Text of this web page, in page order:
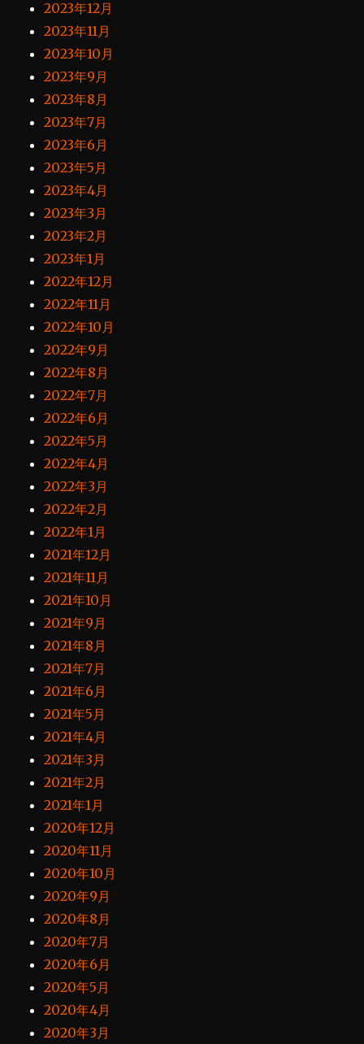
2023年12月
2023年11月
2023年10月
2023年9月
2023年8月
2023年7月
2023年6月
2023年5月
2023年4月
2023年3月
2023年2月
2023年1月
2022年12月
2022年11月
2022年10月
2022年9月
2022年8月
2022年7月
2022年6月
2022年5月
2022年4月
2022年3月
2022年2月
2022年1月
2021年12月
2021年11月
2021年10月
2021年9月
2021年8月
2021年7月
2021年6月
2021年5月
2021年4月
2021年3月
2021年2月
2021年1月
2020年12月
2020年11月
2020年10月
2020年9月
2020年8月
2020年7月
2020年6月
2020年5月
2020年4月
2020年3月